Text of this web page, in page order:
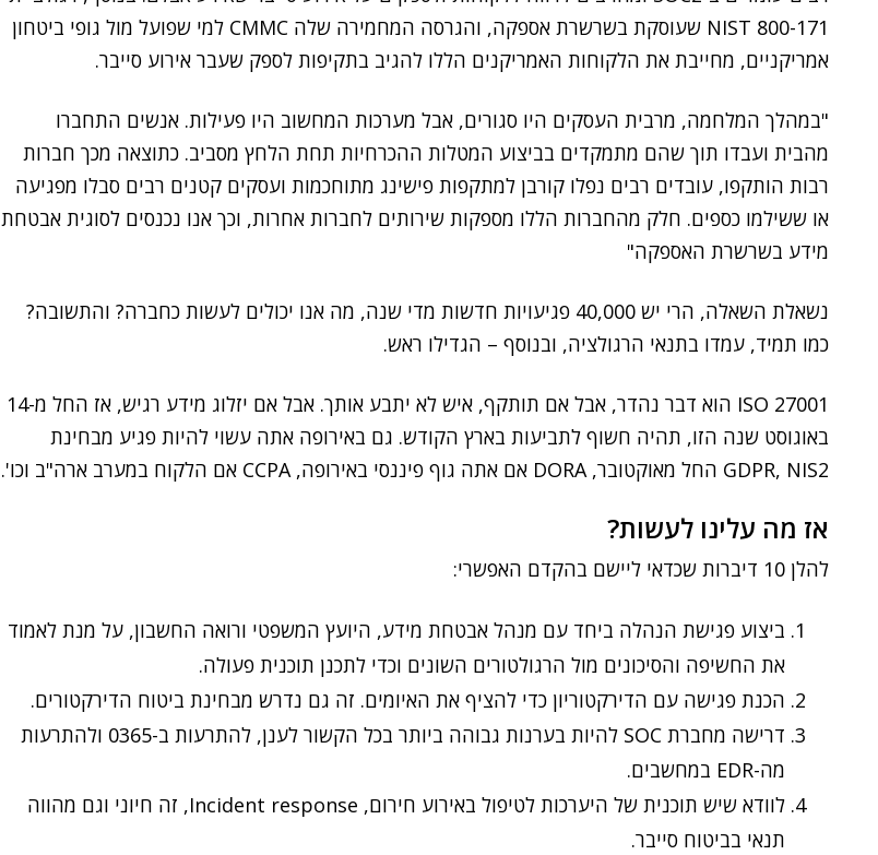
NIST 800-171 שעוסקת בשרשרת אספקה, והגרסה המחמירה שלה CMMC למי שפועל מול גופי ביטחון
אמריקניים, מחייבת את הלקוחות האמריקנים הללו להגיב בתקיפות לספק שעבר אירוע סייבר.
"במהלך המלחמה, מרבית העסקים היו סגורים, אבל מערכות המחשוב היו פעילות. אנשים התחברו
מהבית ועבדו תוך שהם מתמקדים בביצוע המטלות ההכרחיות תחת הלחץ מסביב. כתוצאה מכך חברות
רבות הותקפו, עובדים רבים נפלו קורבן למתקפות פישינג מתוחכמות ועסקים קטנים רבים סבלו מפגיעה
או ששילמו כספים. חלק מהחברות הללו מספקות שירותים לחברות אחרות, וכך אנו נכנסים לסוגית אבטחת
מידע בשרשרת האספקה"
נשאלת השאלה, הרי יש 40,000 פגיעויות חדשות מדי שנה, מה אנו יכולים לעשות כחברה? והתשובה?
כמו תמיד, עמדו בתנאי הרגולציה, ובנוסף – הגדילו ראש.
ISO 27001 הוא דבר נהדר, אבל אם תותקף, איש לא יתבע אותך. אבל אם יזלוג מידע רגיש, אז החל מ-14
באוגוסט שנה הזו, תהיה חשוף לתביעות בארץ הקודש. גם באירופה אתה עשוי להיות פגיע מבחינת
GDPR, NIS2 החל מאוקטובר, DORA אם אתה גוף פיננסי באירופה, CCPA אם הלקוח במערב ארה"ב וכו'.
אז מה עלינו לעשות?
להלן 10 דיברות שכדאי ליישם בהקדם האפשרי:
ביצוע פגישת הנהלה ביחד עם מנהל אבטחת מידע, היועץ המשפטי ורואה החשבון, על מנת לאמוד
את החשיפה והסיכונים מול הרגולטורים השונים וכדי לתכנן תוכנית פעולה.
הכנת פגישה עם הדירקטוריון כדי להציף את האיומים. זה גם נדרש מבחינת ביטוח הדירקטורים.
דרישה מחברת SOC להיות בערנות גבוהה ביותר בכל הקשור לענן, להתרעות ב-0365 ולהתרעות
מה-EDR במחשבים.
לוודא שיש תוכנית של היערכות לטיפול באירוע חירום, Incident response, זה חיוני וגם מהווה
תנאי בביטוח סייבר.